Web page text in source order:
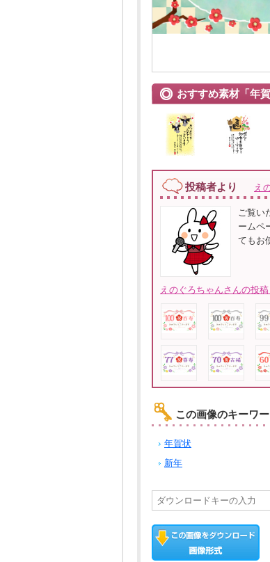
おすすめ素材「年賀
投稿者より え
ご覧い
ームペ
てもお
えのぐろちゃんさんの投
この画像のキーワ
年賀状
新年